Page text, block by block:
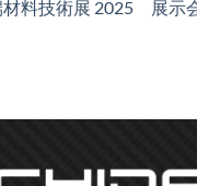
材料技術展 2025 展示